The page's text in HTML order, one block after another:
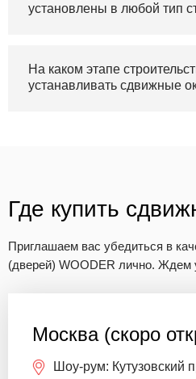
установлены в любой тип
На каком этапе
устанавливать сдвижные
Где купить
Приглашаем вас убедиться в
(дверей) WOODER лично. Ждем
Москва (скоро
Шоу-рум: Кутузовский